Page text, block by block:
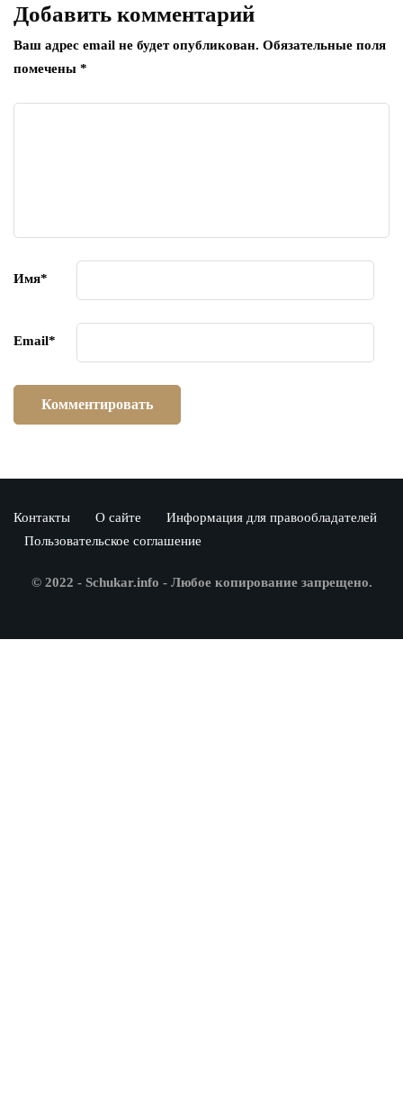
Добавить комментарий
Ваш адрес email не будет опубликован. Обязательные поля
помечены *
Имя*
Email*
Контакты О сайте
Информация для правообладателей
Пользовательское соглашение
© 2022 - Schukar.info - Любое копирование запрещено.